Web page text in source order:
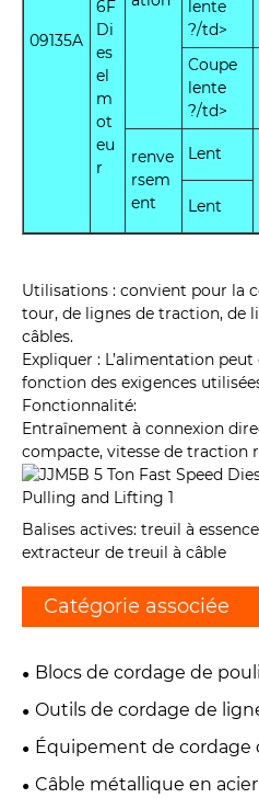
09135A
6F
Di
es
el
m
ot
eu
r
lente
?/td>
Coupe
lente
?/td>
renve
rsem
ent
Lent
Lent
Utilisations : convient pour la
tour, de lignes de traction, de
câbles.
Expliquer : L’alimentation
fonction des exigences
Fonctionnalité:
Entraînement à connexion
compacte, vitesse de traction
Balises actives: treuil à
extracteur de treuil à câble
Catégorie associée
Blocs de cordage de
Outils de cordage de
Équipement de cordage
Câble métallique en